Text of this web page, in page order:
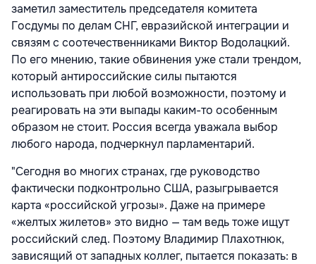
заметил заместитель председателя комитета
Госдумы по делам СНГ, евразийской интеграции и
связям с соотечественниками Виктор Водолацкий.
По его мнению, такие обвинения уже стали трендом,
который антироссийские силы пытаются
использовать при любой возможности, поэтому и
реагировать на эти выпады каким-то особенным
образом не стоит. Россия всегда уважала выбор
любого народа, подчеркнул парламентарий.
"Сегодня во многих странах, где руководство
фактически подконтрольно США, разыгрывается
карта «российской угрозы». Даже на примере
«желтых жилетов» это видно — там ведь тоже ищут
российский след. Поэтому Владимир Плахотнюк,
зависящий от западных коллег, пытается показать: в